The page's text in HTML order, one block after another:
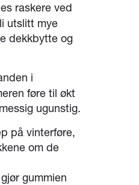
raskere ved
utslitt mye
dekkbytte og
i
føre til økt
ugunstig.
på vinterføre,
om de
gummien